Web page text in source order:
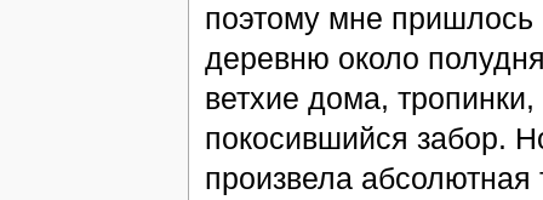
поэтому мне пришлось
деревню около
ветхие дома,
покосившийся забор.
произвела